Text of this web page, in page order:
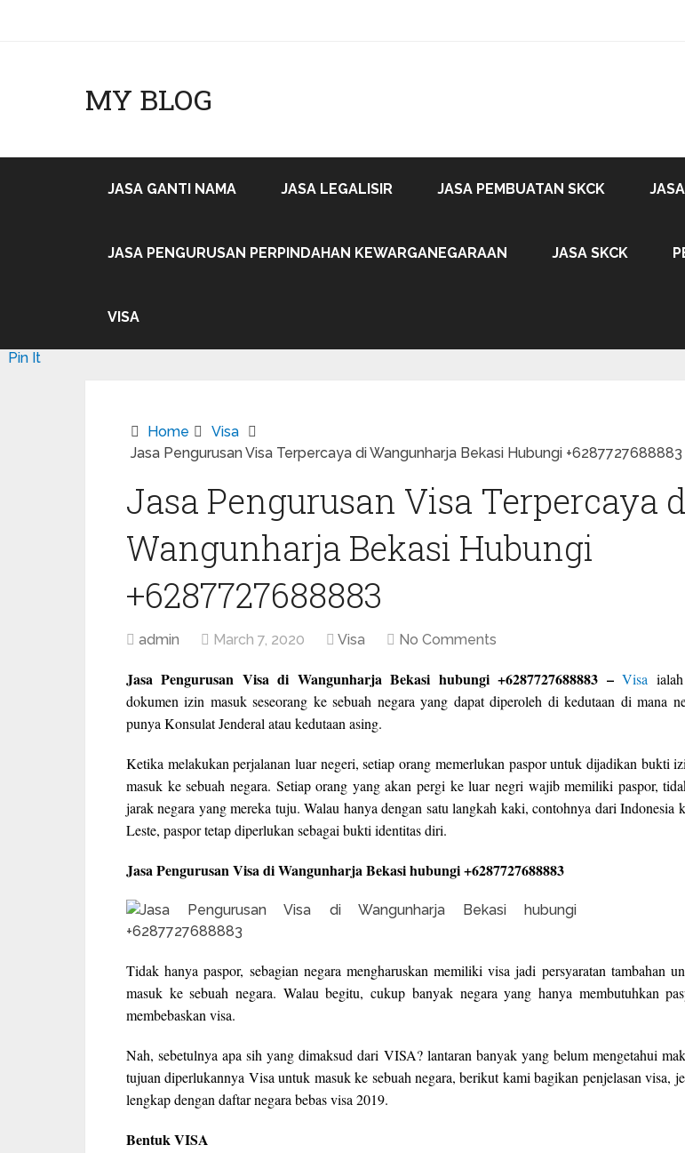
MY BLOG
JASA GANTI NAMA JASA LEGALISIR JASA PEMBUATAN SKCK
JASA PENGURUSAN PERPINDAHAN KEWARGANEGARAAN JASA SKCK
VISA
Home
Visa
Jasa Pengurusan Visa Terpercaya di Wangunharja Bekasi Hubungi +6287727688883
Jasa Pengurusan Visa Terpercaya
Wangunharja Bekasi Hubungi
+6287727688883
admin March 7, 2020 Visa No Comments
Jasa Pengurusan Visa di Wangunharja Bekasi hubungi +6287727688883 –Visa
dokumen izin masuk seseorang ke sebuah negara yang dapat diperoleh di kedutaan di mana
punya Konsulat Jenderal atau kedutaan asing.
Ketika melakukan perjalanan luar negeri, setiap orang memerlukan paspor untuk dijadikan bukti
masuk ke sebuah negara. Setiap orang yang akan pergi ke luar negri wajib memiliki paspor,
jarak negara yang mereka tuju. Walau hanya dengan satu langkah kaki, contohnya dari Indonesia
Leste, paspor tetap diperlukan sebagai bukti identitas diri.
Jasa Pengurusan Visa di Wangunharja Bekasi hubungi +6287727688883
Tidak hanya paspor, sebagian negara mengharuskan memiliki visa jadi persyaratan tambahan
masuk ke sebuah negara. Walau begitu, cukup banyak negara yang hanya membutuhkan
membebaskan visa.
Nah, sebetulnya apa sih yang dimaksud dari VISA? lantaran banyak yang belum mengetahui
tujuan diperlukannya Visa untuk masuk ke sebuah negara, berikut kami bagikan penjelasan visa,
lengkap dengan daftar negara bebas visa 2019.
Bentuk VISA
Pin It